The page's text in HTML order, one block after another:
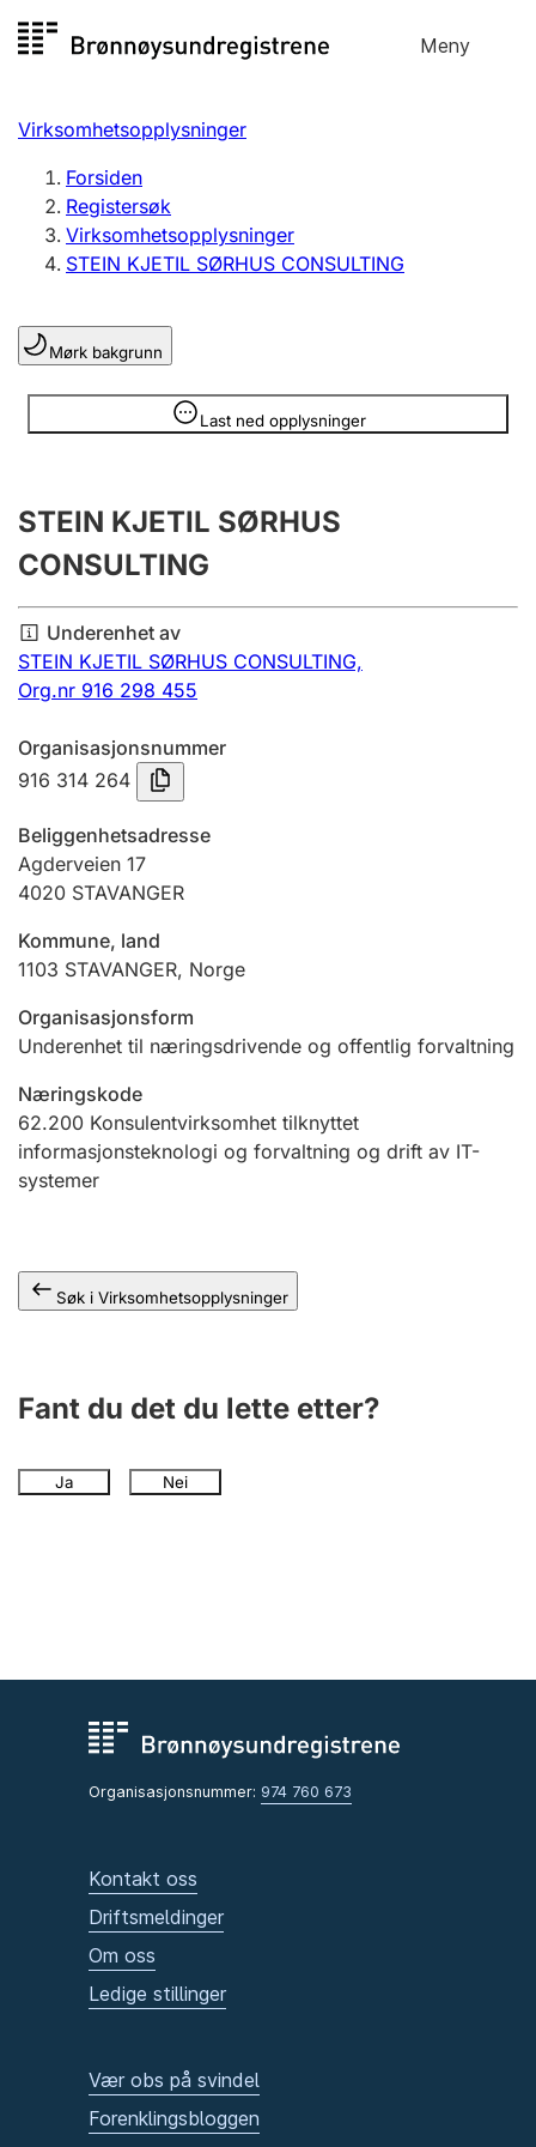
til
Meny
Registersøk
Aksjeselskap
Enkeltpersonforetak
Registrere, endre, slette
Lag og forening
Registrere, endre, slette
Årsregnskap
Innsending og forsinkelsesgebyr
Tinglysing
Jeger
Ektepaktveileder
Andre tema
Virksomhetsopplysninger
Forsiden
Registersøk
Virksomhetsopplysninger
STEIN KJETIL SØRHUS CONSULTING
Mørk bakgrunn
Last ned opplysninger
Opplysninger er skjult
STEIN KJETIL SØRHUS
CONSULTING
Underenhet av
STEIN KJETIL SØRHUS CONSULTING,
Org.nr 916 298 455
Organisasjonsnummer
916 314 264
Beliggenhetsadresse
Agderveien 17
4020 STAVANGER
Kommune, land
1103 STAVANGER, Norge
Organisasjonsform
Underenhet til næringsdrivende og offentlig forvaltning
Næringskode
62.200 Konsulentvirksomhet tilknyttet
informasjonsteknologi og forvaltning og drift av IT-
systemer
Søk i Virksomhetsopplysninger
Fant du det du lette etter?
Ja Nei
Organisasjonsnummer: 974 760 673
Kontakt oss
Driftsmeldinger
Om oss
Ledige stillinger
Vær obs på svindel
Forenklingsbloggen